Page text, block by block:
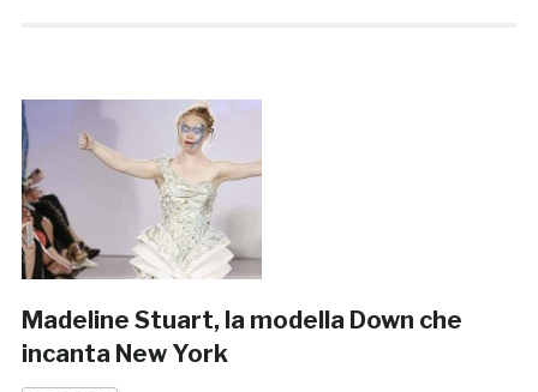
Madeline Stuart, la modella Down che
incanta New York